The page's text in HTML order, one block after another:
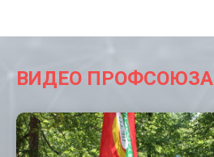
ВИДЕО ПРОФСОЮЗА